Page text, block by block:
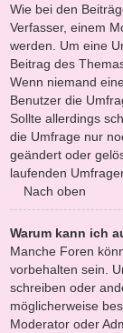
Wie bei den
Verfasser, einem
werden. Um eine
Beitrag des
Wenn niemand
Benutzer die
Sollte allerdings
die Umfrage nur
geändert oder
laufenden
Nach oben
Warum kann ich
Manche Foren
vorbehalten sein.
schreiben oder
möglicherweise
Moderator oder